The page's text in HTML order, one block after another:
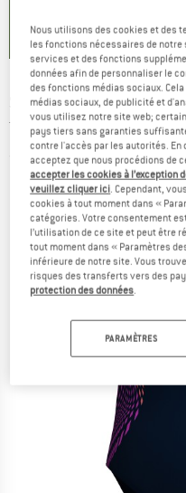
SPEEDO -Kid's
Thinstrap
(0)
Nous utilisons des cookies et des
les fonctions nécessaires de notre
services et des fonctions
données afin de personnaliser le
des fonctions médias sociaux.
médias sociaux, de publicité et
vous utilisez notre site web;
pays tiers sans garanties
contre l'accès par les autorités. En
acceptez que nous procédions de
accepter les cookies à l’exception
veuillez cliquer ici. Cependant,
cookies à tout moment dans «
catégories. Votre consentement
l’utilisation de ce site et peut être
tout moment dans « Paramètres
inférieure de notre site. Vous
risques des transferts vers des
protection des données.
PARAMÈTRES